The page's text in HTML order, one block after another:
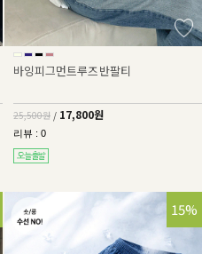
바잉피그먼트루즈반팔티
25,500원 / 17,800원
리뷰 : 0
32%
15%